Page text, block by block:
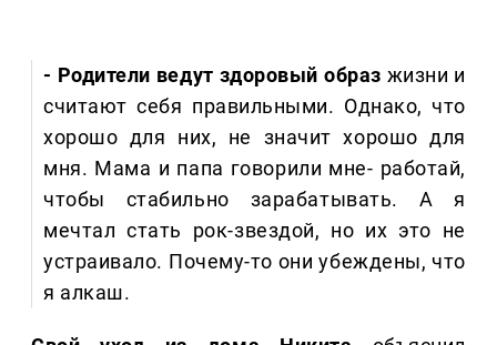
- Родители ведут здоровый образ жизни и
считают себя правильными. Однако, что
хорошо для них, не значит хорошо для
мня. Мама и папа говорили мне- работай,
чтобы стабильно зарабатывать. А я
мечтал стать рок-звездой, но их это не
устраивало. Почему-то они убеждены, что
я алкаш.